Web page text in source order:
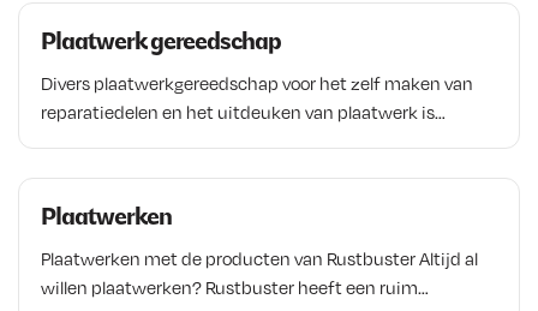
Plaatwerk gereedschap
Divers plaatwerkgereedschap voor het zelf maken van
reparatiedelen en het uitdeuken van plaatwerk is
webshop en fysieke winkel is de kans erg groot dat u de
technische onderdelen vindt waar u naar op zoek bent.
[…]
Plaatwerken
Plaatwerken met de producten van Rustbuster Altijd al
willen plaatwerken? Rustbuster heeft een ruim